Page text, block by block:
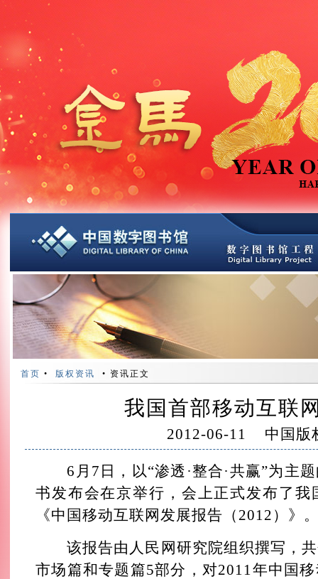
首页 • 版权资讯 • 资讯正文
我国首部移动互联
2012-06-11 中国版
6月7日，以“渗透·整合·共赢”为主题
书发布会在京举行，会上正式发布了
《中国移动互联网发展报告（2012）》
该报告由人民网研究院组织撰写，共
市场篇和专题篇5部分，对2011年中国